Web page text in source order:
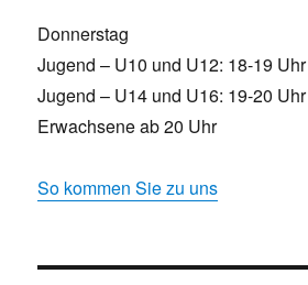
Donnerstag
Jugend – U10 und U12: 18-19 Uhr
Jugend – U14 und U16: 19-20 Uhr
Erwachsene ab 20 Uhr
So kommen Sie zu uns